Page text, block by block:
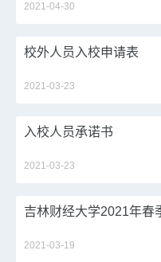
2021-04-30
校外人员入校申请表
2021-03-23
入校人员承诺书
2021-03-23
吉林财经大学2021年春
2021-03-19